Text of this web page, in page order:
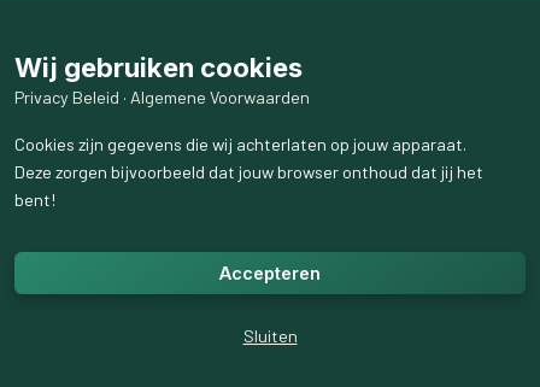
Wij gebruiken cookies
Privacy Beleid · Algemene Voorwaarden
Cookies zijn gegevens die wij achterlaten op jouw apparaat.
Deze zorgen bijvoorbeeld dat jouw browser onthoud dat jij het
bent!
Accepteren
Sluiten